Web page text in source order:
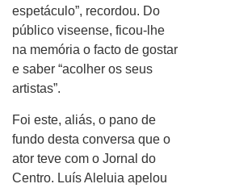
espetáculo”, recordou. Do
público viseense, ficou-lhe
na memória o facto de gostar
e saber “acolher os seus
artistas”.
Foi este, aliás, o pano de
fundo desta conversa que o
ator teve com o Jornal do
Centro. Luís Aleluia apelou